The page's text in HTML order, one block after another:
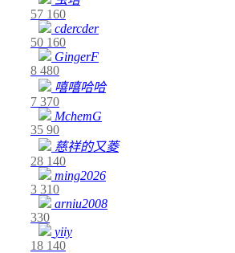
57 160
cdercder
50 160
GingerF
8 480
嘻嘻哈哈
7 370
MchemG
35 90
慈祥的又菱
28 140
ming2026
3 310
arniu2008
330
yiiy
18 140